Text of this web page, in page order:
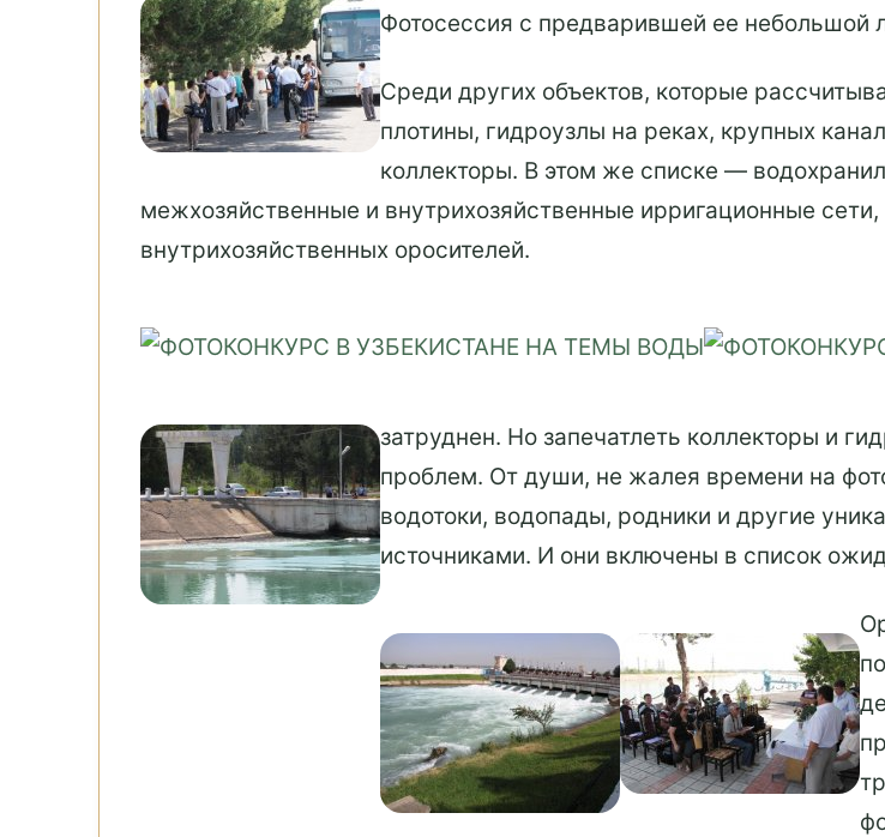
Фотосессия с предварившей ее небольшой
Среди других объектов, которые
плотины, гидроузлы на реках, крупных
коллекторы. В этом же списке —
межхозяйственные и внутрихозяйственные ирригационные
внутрихозяйственных оросителей.
затруднен. Но запечатлеть коллекторы и
проблем. От души, не жалея времени на
водотоки, водопады, родники и другие
источниками. И они включены в список